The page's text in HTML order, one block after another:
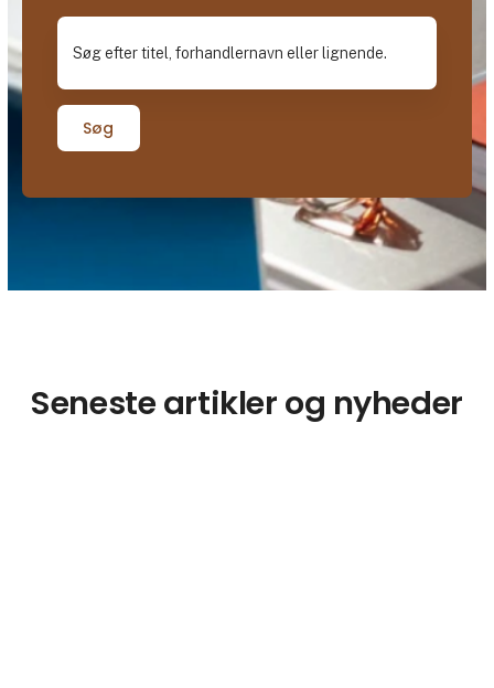
Søg
Seneste artikler og nyheder